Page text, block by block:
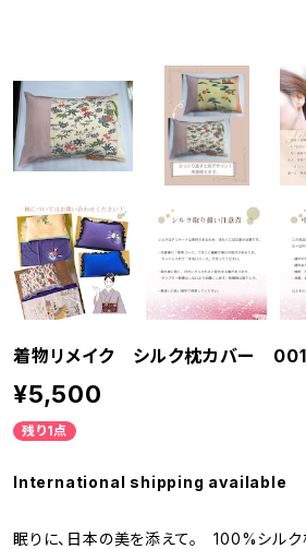
着物リメイク シルク枕カバー 001
¥5,500
残り1点
International shipping available
眠りに、日本の美を添えて。 100%シルク